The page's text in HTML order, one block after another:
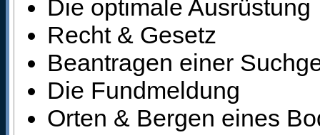
Die optimale Ausrüstung
Recht & Gesetz
Beantragen einer
Die Fundmeldung
Orten & Bergen eines